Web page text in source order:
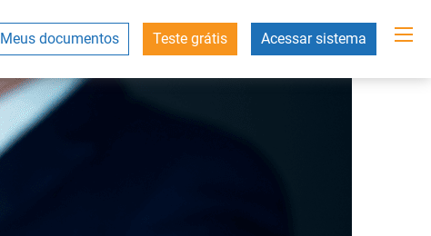
Acessar sistema
Teste grátis
Meus documentos